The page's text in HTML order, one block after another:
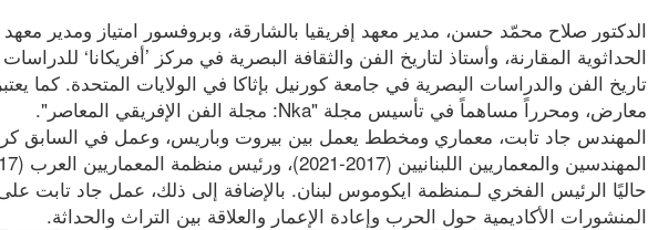
الدكتور صلاح محمّد حسن، مدير معهد إفريقيا بالشارقة، وبروفسور امتياز ومدير
الحداثوية المقارنة، وأستاذ لتاريخ الفن والثقافة البصرية في مركز ’أفريكانا‘
تاريخ الفن والدراسات البصرية في جامعة كورنيل بإثاكا في الولايات المتحدة. كما
معارض، ومحرراً مساهماً في تأسيس مجلة "Nka: مجلة الفن الإفريقي المعاصر".
المهندس جاد تابت، معماري ومخطط يعمل بين بيروت وباريس، وعمل في السابق
حاليًا الرئيس الفخري لـمنظمة ايكوموس لبنان. بالإضافة إلى ذلك، عمل جاد تابت
المنشورات الأكاديمية حول الحرب وإعادة الإعمار والعلاقة بين التراث والحداثة.